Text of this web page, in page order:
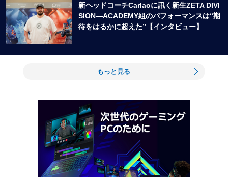
新ヘッドコーチCarlaoに訊く新生ZETA DIVI
SION―ACADEMY組のパフォーマンスは“期
待をはるかに超えた”【インタビュー】
もっと見る